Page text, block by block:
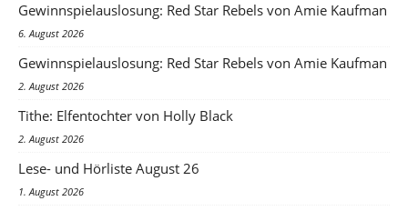
Gewinnspielauslosung: Red Star Rebels von Amie Kaufman
6. August 2026
Gewinnspielauslosung: Red Star Rebels von Amie Kaufman
2. August 2026
Tithe: Elfentochter von Holly Black
2. August 2026
Lese- und Hörliste August 26
1. August 2026